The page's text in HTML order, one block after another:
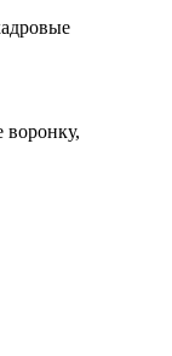
воронку,